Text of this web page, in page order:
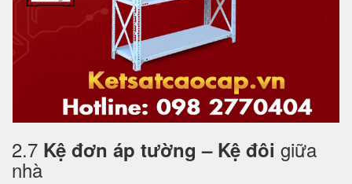
2.7 Kệ đơn áp tường – Kệ đôi giữa
nhà